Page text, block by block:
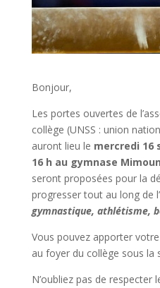
Bonjour,
Les portes ouvertes de
collège (UNSS : union
auront lieu le mercredi 16
16 h au gymnase Mimoun
seront proposées pour la
progresser tout au long de
gymnastique, athlétisme,
Vous pouvez apporter
au foyer du collège sous la
N’oubliez pas de respecter